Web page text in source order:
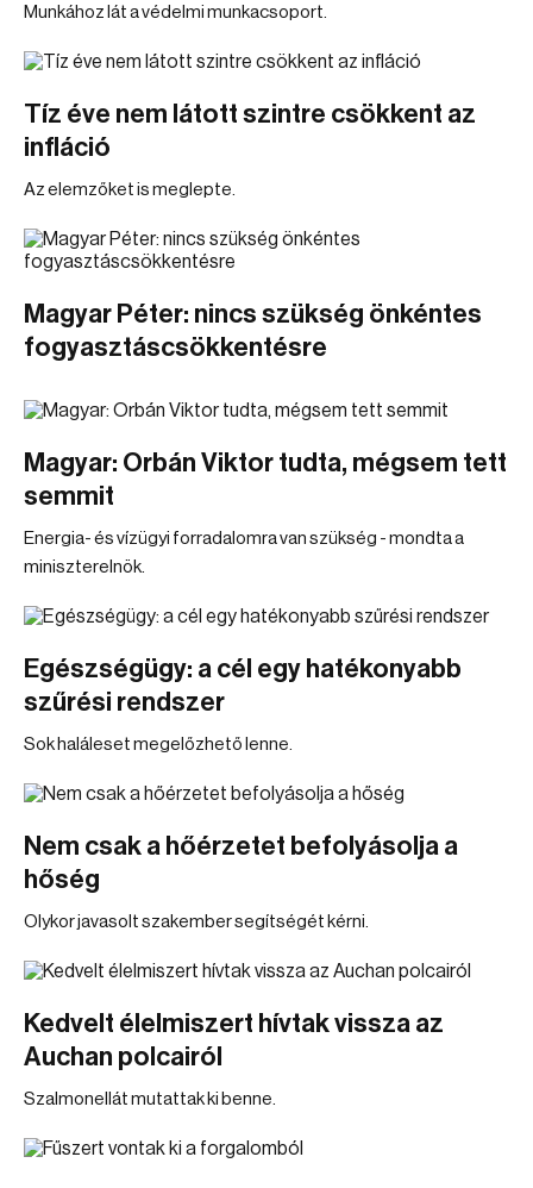
Munkához lát a védelmi munkacsoport.
Tíz éve nem látott szintre csökkent az
infláció
Az elemzőket is meglepte.
Magyar Péter: nincs szükség önkéntes
fogyasztáscsökkentésre
Magyar: Orbán Viktor tudta, mégsem tett
semmit
Energia- és vízügyi forradalomra van szükség - mondta a
miniszterelnök.
Egészségügy: a cél egy hatékonyabb
szűrési rendszer
Sok haláleset megelőzhető lenne.
Nem csak a hőérzetet befolyásolja a
hőség
Olykor javasolt szakember segítségét kérni.
Kedvelt élelmiszert hívtak vissza az
Auchan polcairól
Szalmonellát mutattak ki benne.